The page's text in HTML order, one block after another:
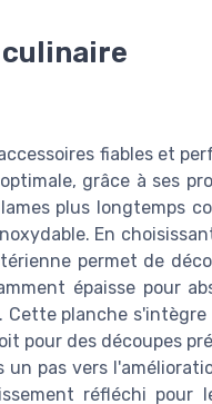
fiables et
grâce à ses
plus longtemps
En
permet de
épaisse pour
planche s'intègre
pour des découpes
pas vers
réfléchi pour